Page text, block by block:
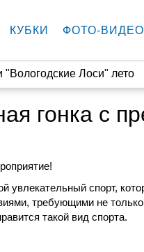
КУБКИ ФОТО-ВИДЕО
"Вологодские Лоси" лето
гонка с
увлекательный спорт,
требующими не
такой вид спорта.